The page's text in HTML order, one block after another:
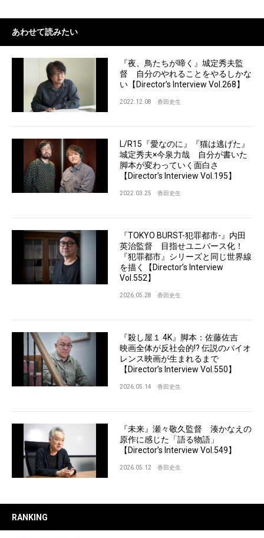
あわせて読みたい
『夜、鳥たちが啼く』城定秀夫監
督 自分のやれることをやるしかな
い【Director’s Interview Vol.268】
2022.12.08 香田史生
L/R15『愛なのに』『猫は逃げた』
城定秀夫×今泉力哉 自分が書いた
脚本が変わっていく面白さ
【Director’s Interview Vol.195】
2022.03.25 香田史生
『TOKYO BURST-犯罪都市-』内田
英治監督 目指せユニバース化！
『犯罪都市』シリーズと同じ世界線
を描く【Director’s Interview
Vol.552】
2026.05.28 香田史生
『殺し屋１ 4K』脚本：佐藤佐吉
映画全体が反社会的!? 伝説のバイオ
レンス映画が生まれるまで
【Director’s Interview Vol.550】
2026.05.14 香田史生
『未来』瀬々敬久監督 湊かなえの
原作に感じた「語る物語」
【Director’s Interview Vol.549】
2026.05.12 香田史生
RANKING